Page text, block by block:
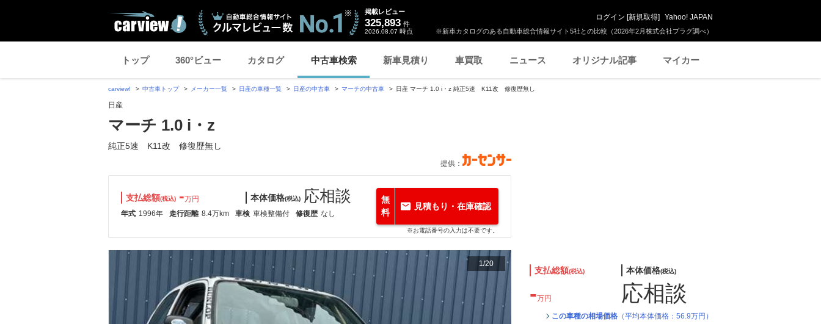
※新車カタログのある自動車総合情報サイト5社との比較（2026年2月株式会社プラグ調べ）
掲載レビュー
325,893 件
2026.08.07 時点
ログイン [新規取得] Yahoo! JAPAN
トップ 360°ビュー カタログ 中古車検索 新車見積り 車買取 ニュース オリジナル記事 マイカー
carview! 中古車トップ メーカー一覧 日産の車種一覧 日産の中古車 マーチの中古車 日産 マーチ 1.0 i・z 純正5速 K11改 修復歴無し
日産
マーチ 1.0 i・z
純正5速 K11改 修復歴無し
提供：
支払総額(税込) -万円 本体価格(税込) 応相談
年式 1996年 走行距離 8.4万km 車検 車検整備付 修復歴 なし
無
料
見積もり・在庫確認
※お電話番号の入力は不要です。
1/20
支払総額(税込)
-万円
本体価格(税込)
応相談
この車種の相場価格 （平均本体価格：56.9万円）